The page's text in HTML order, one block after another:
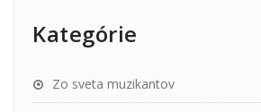
Kategórie
Zo sveta muzikantov